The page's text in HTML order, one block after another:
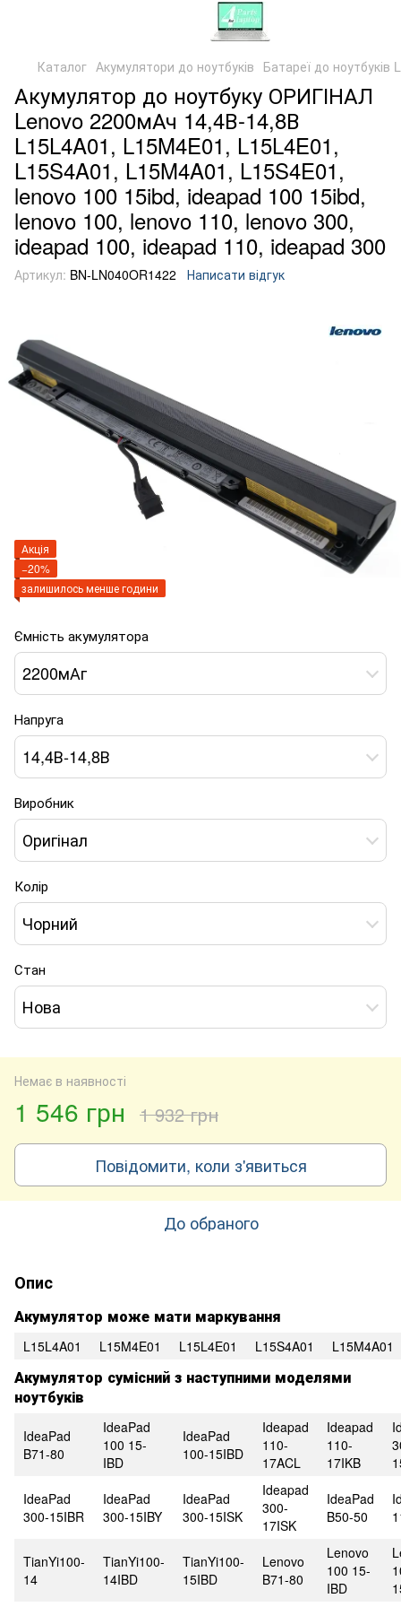
Каталог Акумулятори до ноутбуків Батареї до ноутбуків
Акумулятор до ноутбуку ОРИГІНАЛ
Lenovo 2200мАч 14,4В-14,8В
L15L4A01, L15M4E01, L15L4E01,
L15S4A01, L15M4A01, L15S4E01,
lenovo 100 15ibd, ideapad 100 15ibd,
lenovo 100, lenovo 110, lenovo 300,
ideapad 100, ideapad 110, ideapad 300
Артикул: BN-LN040OR1422 Написати відгук
Акція
−20%
залишилось менше години
Ємність акумулятора
2200мАг
Напруга
14,4В-14,8В
Виробник
Оригінал
Колір
Чорний
Стан
Нова
Немає в наявності
1 546 грн 1 932 грн
Повідомити, коли з'явиться
До обраного
Опис
Акумулятор може мати маркування
L15L4A01 L15M4E01 L15L4E01 L15S4A01 L15M4A01
Акумулятор сумісний з наступними моделями
ноутбуків
IdeaPad
B71-80
IdeaPad
100 15-
IBD
IdeaPad
100-15IBD
Ideapad
110-
17ACL
Ideapad
110-
17IKB
IdeaPad
300-15IBR
IdeaPad
300-15IBY
IdeaPad
300-15ISK
Ideapad
300-
17ISK
IdeaPad
B50-50
TianYi100-
14
TianYi100-
14IBD
TianYi100-
15IBD
Lenovo
B71-80
Lenovo
100 15-
IBD